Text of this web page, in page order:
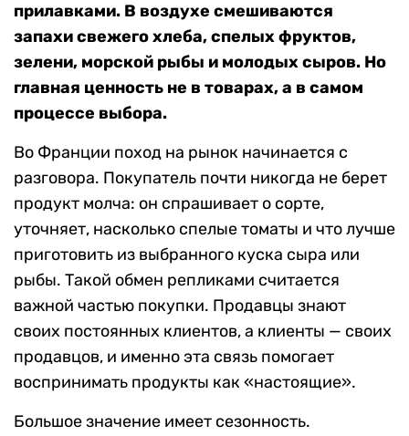
прилавками. В воздухе смешиваются
запахи свежего хлеба, спелых фруктов,
зелени, морской рыбы и молодых сыров. Но
главная ценность не в товарах, а в самом
процессе выбора.
Во Франции поход на рынок начинается с
разговора. Покупатель почти никогда не берет
продукт молча: он спрашивает о сорте,
уточняет, насколько спелые томаты и что лучше
приготовить из выбранного куска сыра или
рыбы. Такой обмен репликами считается
важной частью покупки. Продавцы знают
своих постоянных клиентов, а клиенты — своих
продавцов, и именно эта связь помогает
воспринимать продукты как «настоящие».
Большое значение имеет сезонность.